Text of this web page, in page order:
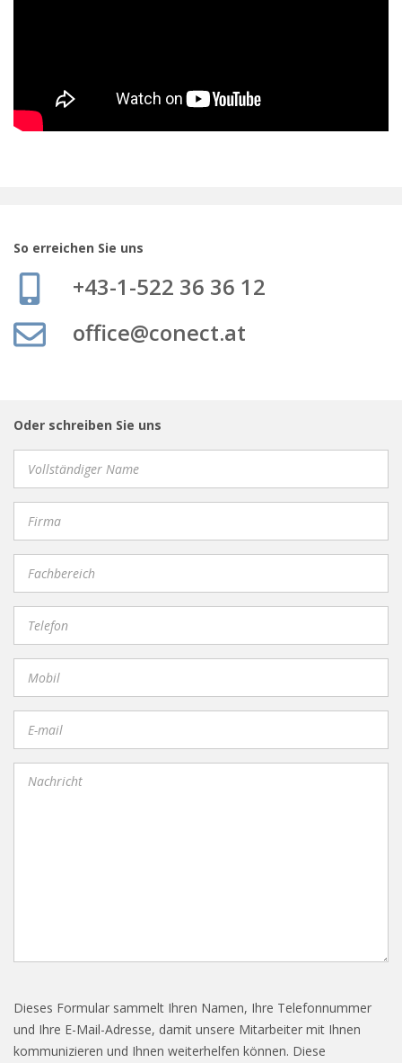
So erreichen Sie uns
+43-1-522 36 36 12
office@conect.at
Oder schreiben Sie uns
Dieses Formular sammelt Ihren Namen, Ihre Telefonnummer
und Ihre E-Mail-Adresse, damit unsere Mitarbeiter mit Ihnen
kommunizieren und Ihnen weiterhelfen können. Diese